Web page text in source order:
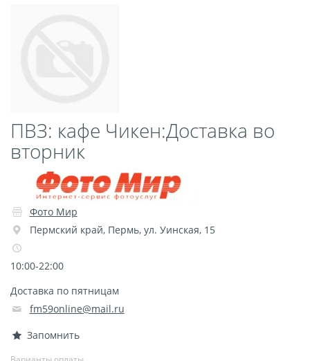
Дибонд
Фотопостер
самоклеящемся виниле
Фото на стекле и
акриле
Печать на баннере
Фотообои
Трафареты
Печать на прозрачной
Рекламные конструкции
Широкоформатное
ПВЗ: кафе Чикен:Доставка во
вторник
Фото Мир
Пермский край, Пермь, ул. Уинская, 15
10:00-22:00
Доставка по пятницам
fm59online@mail.ru
Запомнить